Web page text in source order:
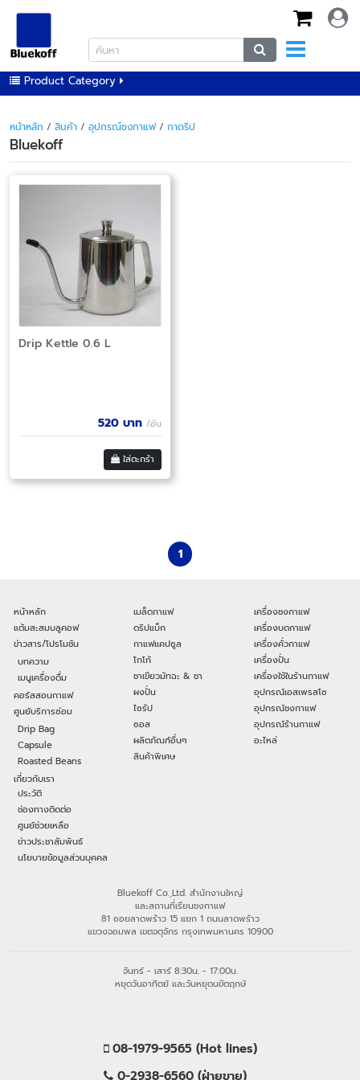
Product Category
หน้าหลัก / สินค้า / อุปกรณ์ชงกาแฟ/ กาดริป
Bluekoff
Drip Kettle 0.6 L
520 บาท /อัน
ใส่ตะกร้า
1
หน้าหลัก
แต้มสะสมบลูคอฟ
ข่าวสาร/โปรโมชัน
บทความ
เมนูเครื่องดื่ม
คอร์สสอนกาแฟ
ศูนย์บริการซ่อม
Drip Bag
Capsule
Roasted Beans
เกี่ยวกับเรา
ประวัติ
ช่องทางติดต่อ
ศูนย์ช่วยเหลือ
ข่าวประชาสัมพันธ์
นโยบายข้อมูลส่วนบุคคล
เมล็ดกาแฟ
ดริปแบ็ก
กาแฟแคปซูล
โกโก้
ชาเขียวมัทฉะ & ชา
ผงปั่น
ไซรัป
ซอส
ผลิตภัณฑ์อื่นๆ
สินค้าพิเศษ
เครื่องชงกาแฟ
เครื่องบดกาแฟ
เครื่องคั่วกาแฟ
เครื่องปั่น
เครื่องใช้ในร้านกาแฟ
อุปกรณ์เอสเพรสโซ
อุปกรณ์ชงกาแฟ
อุปกรณ์ร้านกาแฟ
อะไหล่
Bluekoff Co.,Ltd. สำนักงานใหญ่
และสถานที่เรียนชงกาแฟ
81 ซอยลาดพร้าว 15 แยก 1 ถนนลาดพร้าว
แขวงจอมพล เขตจตุจักร กรุงเทพมหานคร 10900
จันทร์ - เสาร์ 8:30น. - 17:00น.
หยุดวันอาทิตย์ และวันหยุดนขัตฤกษ์
08-1979-9565 (Hot lines)
0-2938-6560 (ฝ่ายขาย)